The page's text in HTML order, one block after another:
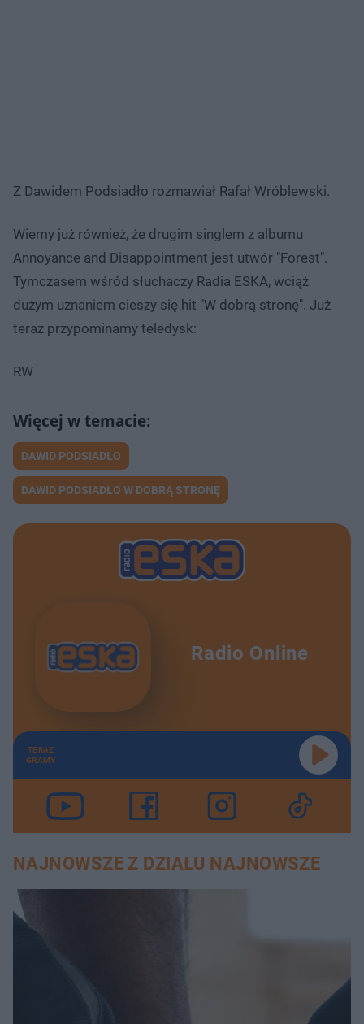
Z Dawidem Podsiadło rozmawiał Rafał Wróblewski.
Wiemy już również, że drugim singlem z albumu
Annoyance and Disappointment jest utwór "Forest".
Tymczasem wśród słuchaczy Radia ESKA, wciąż
dużym uznaniem cieszy się hit "W dobrą stronę". Już
teraz przypominamy teledysk:
RW
DAWID PODSIADŁO
DAWID PODSIADŁO W DOBRĄ STRONĘ
Radio Online
TERAZ
GRAMY
NAJNOWSZE Z DZIAŁU NAJNOWSZE